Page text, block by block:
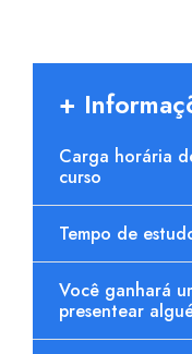
+
Carga horária
curso
Tempo de
Você ganhará
presentear